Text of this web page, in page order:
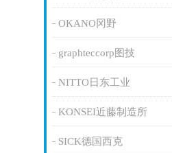
OKANO冈野
graphteccorp图技
NITTO日东工业
KONSEI近藤制造所
SICK德国西克